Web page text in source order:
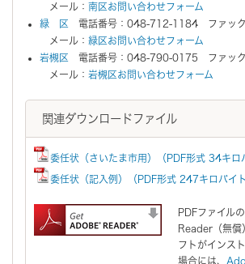
メール： 南区お問い合わせフォーム
緑 区 電話番号：048-712-1184 ファッ
メール： 緑区お問い合わせフォーム
岩槻区 電話番号：048-790-0175 ファッ
メール： 岩槻区お問い合わせフォーム
関連ダウンロードファイル
委任状（さいたま市用）（PDF形式 34キロ
委任状（記入例）（PDF形式 247キロバイト
PDFファイル
Reader（無償
フトがインス
場合には、